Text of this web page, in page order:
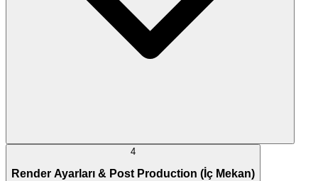
4
Render Ayarları & Post Production (İç Mekan)